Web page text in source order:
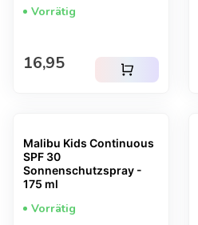
Vorrätig
Regulärer Preis
16,95 shopping_cart
Malibu Kids Continuous
SPF 30
Sonnenschutzspray -
175 ml
Vorrätig